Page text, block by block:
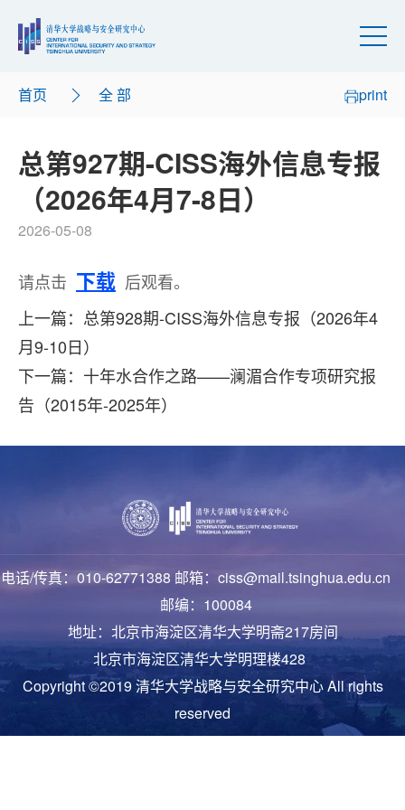
首页 全 部 print
总第927期-CISS海外信息专报
（2026年4月7-8日）
2026-05-08
请点击 下载 后观看。
上一篇：总第928期-CISS海外信息专报（2026年4
月9-10日）
下一篇：十年水合作之路——澜湄合作专项研究报
告（2015年-2025年）
电话/传真：010-62771388 邮箱：ciss@mail.tsinghua.edu.cn
邮编：100084
地址：北京市海淀区清华大学明斋217房间
北京市海淀区清华大学明理楼428
Copyright ©2019 清华大学战略与安全研究中心 All rights
reserved